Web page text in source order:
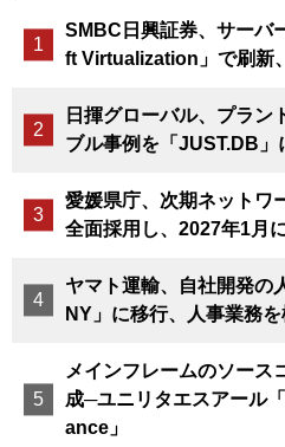
SMBC日興証券、サーバ
ft Virtualization」で刷新
日揮グローバル、プラン
ブル事例を「JUST.DB」
愛媛県庁、次期ネットワ
全面採用し、2027年1月
ヤマト運輸、自社開発の
NY」に移行、人事業務
メインフレームのソース
成─ユニリタエスアール
ance」